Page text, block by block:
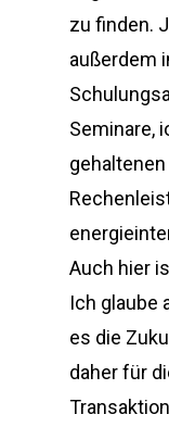
zu finden.
außerdem
Seminare,
Auch hier
Ich glaube
es die
daher für